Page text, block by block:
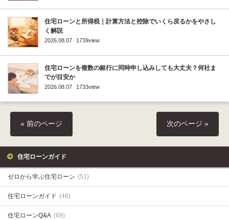
住宅ローンと所得税｜計算方法と控除でいくら戻るかをやさし
く解説
2026.08.07 1739view
住宅ローンを複数の銀行に同時申し込みしても大丈夫？何社ま
でが目安か
2026.08.07 1733view
« 前のページ 次のページ »
住宅ローンガイド
ゼロから学ぶ住宅ローン (51)
住宅ローンガイド (46)
住宅ローンQ&A (69)